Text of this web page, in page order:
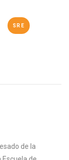
SRE
de la